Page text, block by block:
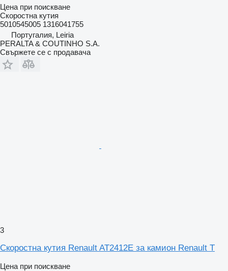
Цена при поискване
Скоростна кутия
5010545005 1316041755
Португалия, Leiria
PERALTA & COUTINHO S.A.
Свържете се с продавача
3
Скоростна кутия Renault AT2412E за камион Renault T
Цена при поискване